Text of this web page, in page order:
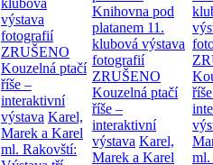
klubová
výstava
fotografií
ZRUŠENO
Kouzelná ptačí
říše –
interaktivní
výstava Karel,
Marek a Karel
ml. Rakovští:
Knihovna pod
platanem 11.
klubová výstava
fotografií
ZRUŠENO
Kouzelná ptačí
říše –
interaktivní
výstava Karel,
Marek a Karel
ml.